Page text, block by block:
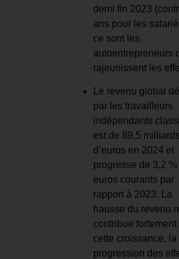
demi fin 2023
ans pour les
ce sont les
autoentrepreneurs
rajeunissent les
Le revenu global
par les travailleurs
indépendants
est de 89,5 milliards
d’euros en 2024 et
progresse de 3,2 %
euros courants par
rapport à 2023. La
hausse du revenu
contribue fortement
cette croissance, la
progression des